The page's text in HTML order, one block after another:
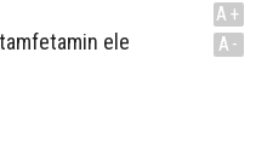
ele
A+
A-